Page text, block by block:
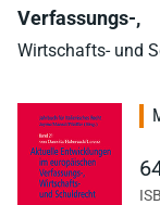
Verfassungs-,
Wirtschafts- und